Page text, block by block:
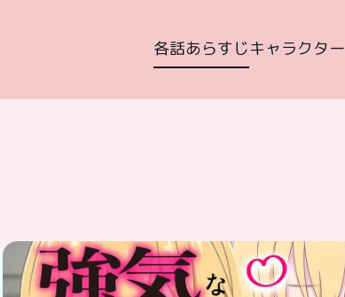
各話あらすじキャラクター